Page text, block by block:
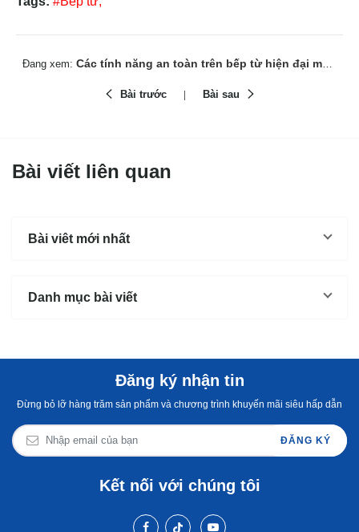
Đang xem: Các tính năng an toàn trên bếp từ hiện đại mà người dùng nên biết
Bài trước Bài sau
Bài viết liên quan
Bài viêt mới nhất
Danh mục bài viết
Đăng ký nhận tin
Đừng bỏ lỡ hàng trăm sản phẩm và chương trình khuyến mãi siêu hấp dẫn
ĐĂNG KÝ
Kết nối với chúng tôi